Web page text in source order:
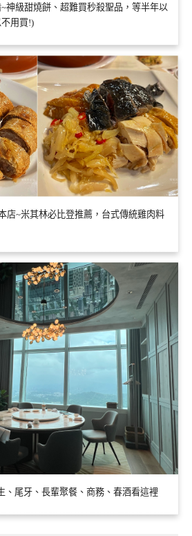
神級甜燒餅、超難買秒殺聖品，等半年以
不用買!)
店~米其林必比登推薦，台式傳統雞肉料
、尾牙、長輩聚餐、商務、春酒看這裡